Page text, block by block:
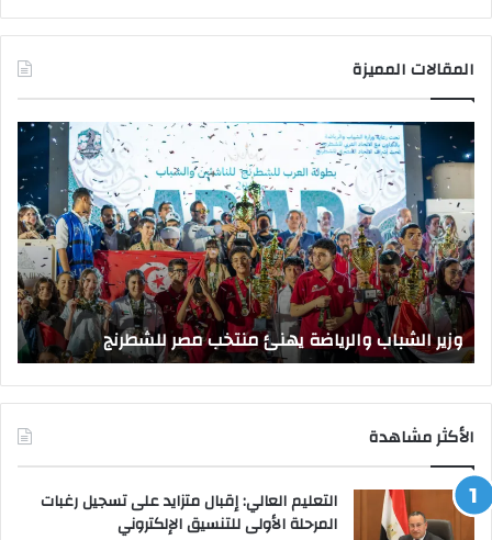
المقالات المميزة
الشباب
والرياضة
يهنئ
منتخب
مصر
للشطرنج
وزير الشباب والرياضة يهنئ منتخب مصر للشطرنج
الأكثر مشاهدة
التعليم العالي: إقبال متزايد على تسجيل رغبات
المرحلة الأولى للتنسيق الإلكتروني